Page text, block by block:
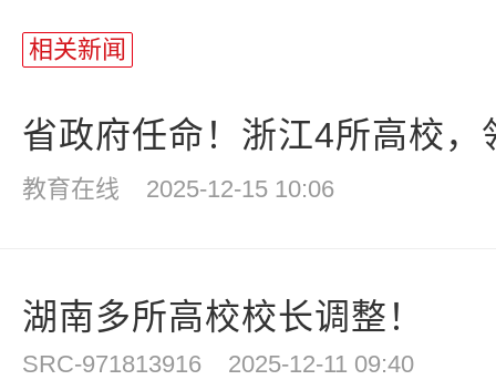
相关新闻
省政府任命！浙江4所高校，
教育在线 2025-12-15 10:06
湖南多所高校校长调整！
SRC-971813916 2025-12-11 09:40